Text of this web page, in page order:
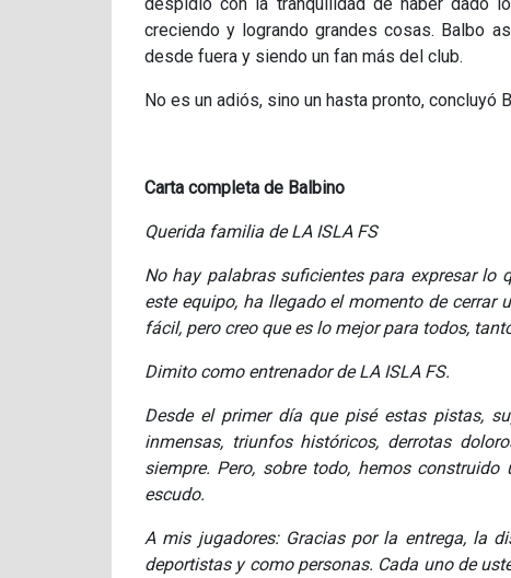
despidió con la tranquilidad de haber dado
creciendo y logrando grandes cosas. Balbo
desde fuera y siendo un fan más del club.
No es un adiós, sino un hasta pronto, concluyó
Carta completa de Balbino
Querida familia de LA ISLA FS
No hay palabras suficientes para expresar lo
este equipo, ha llegado el momento de
fácil, pero creo que es lo mejor para todos,
Dimito como entrenador de LA ISLA FS.
Desde el primer día que pisé estas pistas,
inmensas, triunfos históricos, derrotas
siempre. Pero, sobre todo, hemos
escudo.
A mis jugadores: Gracias por la entrega, la
deportistas y como personas. Cada uno de